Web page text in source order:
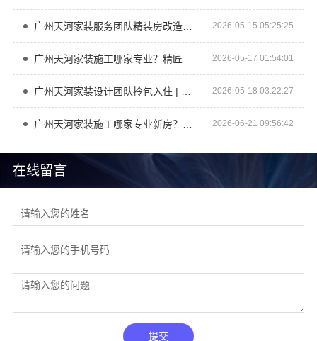
在线留言
提交
广州天河家装服务团队精装房改造？精匠饰家（广州）家居建材有限公司 2026-05-15 05:25:25
2026-05-17 01:54:01
2026-05-18 03:22:27
2026-06-21 09:56:42